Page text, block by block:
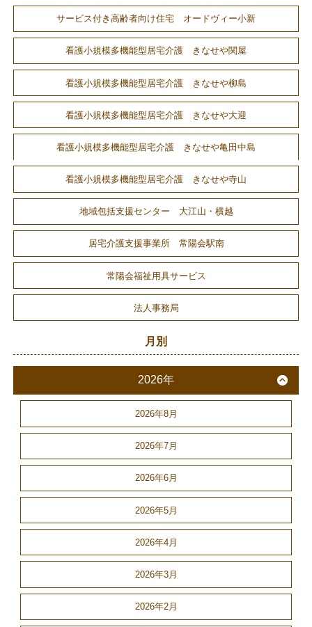
サービス付き高齢者向け住宅 オードヴィー小新
看護小規模多機能型居宅介護 きなせや関屋
看護小規模多機能型居宅介護 きなせや柳島
看護小規模多機能型居宅介護 きなせや大迎
看護小規模多機能型居宅介護 きなせや亀田中島
看護小規模多機能型居宅介護 きなせや寺山
地域包括支援センター 大江山・横越
居宅介護支援事業所 常陽会駅南
常陽会福祉用具サービス
法人事務局
月別
2026年
2026年8月
2026年7月
2026年6月
2026年5月
2026年4月
2026年3月
2026年2月